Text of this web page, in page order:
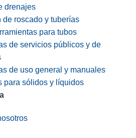
drenajes
de roscado y tuberías
para tubos
de servicios públicos y de
de uso general y manuales
para sólidos y líquidos